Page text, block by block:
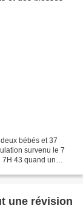
bébés et 37
survenu le 7
7H 43 quand un
une révision